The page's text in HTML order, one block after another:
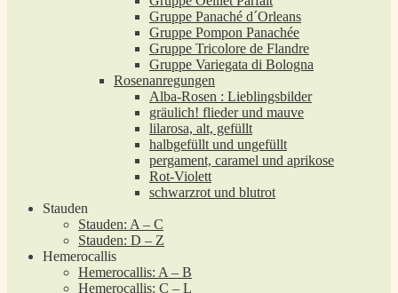
Gruppe Panaché d´Orleans
Gruppe Pompon Panachée
Gruppe Tricolore de Flandre
Gruppe Variegata di Bologna
Rosenanregungen
Alba-Rosen : Lieblingsbilder
gräulich! flieder und mauve
lilarosa, alt, gefüllt
halbgefüllt und ungefüllt
pergament, caramel und aprikose
Rot-Violett
schwarzrot und blutrot
Stauden
Stauden: A – C
Stauden: D – Z
Hemerocallis
Hemerocallis: A – B
Hemerocallis: C – L